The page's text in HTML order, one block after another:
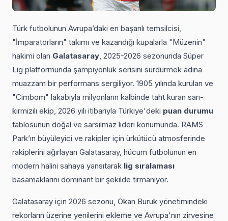
Türk futbolunun Avrupa’daki en başarılı temsilcisi,
"İmparatorların" takımı ve kazandığı kupalarla "Müzenin"
hakimi olan Galatasaray, 2025-2026 sezonunda Süper
Lig platformunda şampiyonluk serisini sürdürmek adına
muazzam bir performans sergiliyor. 1905 yılında kurulan ve
"Cimbom" lakabıyla milyonların kalbinde taht kuran sarı-
kırmızılı ekip, 2026 yılı itibarıyla Türkiye'deki puan durumu
tablosunun doğal ve sarsılmaz lideri konumunda. RAMS
Park’ın büyüleyici ve rakipler için ürkütücü atmosferinde
rakiplerini ağırlayan Galatasaray, hücum futbolunun en
modern halini sahaya yansıtarak lig sıralaması
basamaklarını dominant bir şekilde tırmanıyor.
Galatasaray için 2026 sezonu, Okan Buruk yönetimindeki
rekorların üzerine yenilerini ekleme ve Avrupa'nın zirvesine